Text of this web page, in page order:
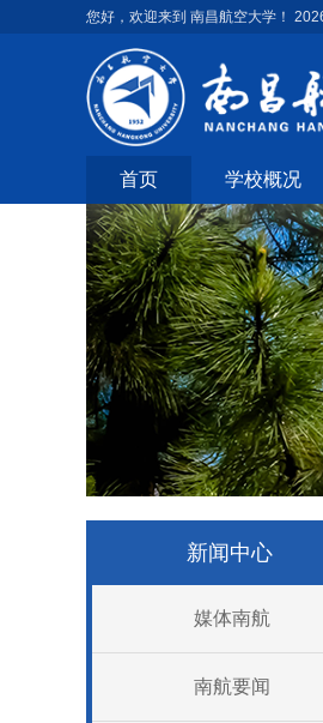
您好，欢迎来到 南昌航空大学！
首页 学校概况
新闻中心
媒体南航
南航要闻